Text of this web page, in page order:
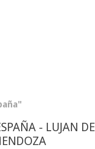
- LUJAN DE